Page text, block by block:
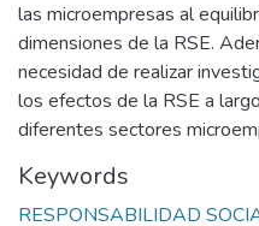
las microempresas al
dimensiones de la RSE.
necesidad de realizar
los efectos de la RSE a
diferentes sectores
Keywords
RESPONSABILIDAD